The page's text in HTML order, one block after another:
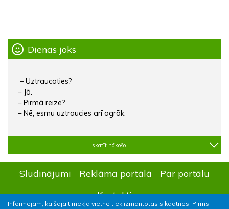
Informējam, ka šajā tīmekļa vietnē tiek izmantotas sīkdatnes. Pirms
Dienas joks
– Uztraucaties?
– Jā.
– Pirmā reize?
– Nē, esmu uztraucies arī agrāk.
skatīt nākošo
Sludinājumi Reklāma portālā
Par portālu
Kontakti